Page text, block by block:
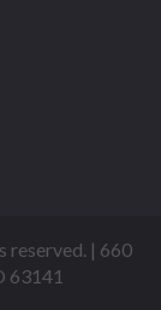
reserved. | 660
63141